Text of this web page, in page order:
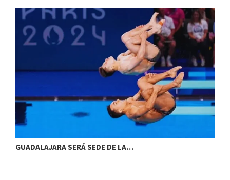
GUADALAJARA SERÁ SEDE DE LA…